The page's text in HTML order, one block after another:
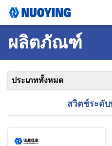
ผลิตภัณฑ์
ประเภททั้งหมด
สวิตช์ระดับ